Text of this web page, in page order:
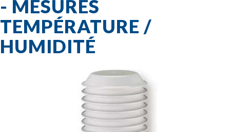
- MESURES
TEMPÉRATURE /
HUMIDITÉ